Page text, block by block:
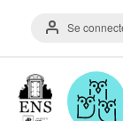
contenu
Menu
du
de
l'utilisateur
Se